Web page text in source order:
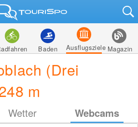
Baden Ausflugsziele Magazin
(Drei
m
Wetter Webcams